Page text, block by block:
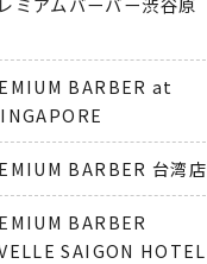
BARBER at
BARBER 台湾店
BARBER
SAIGON HOTEL